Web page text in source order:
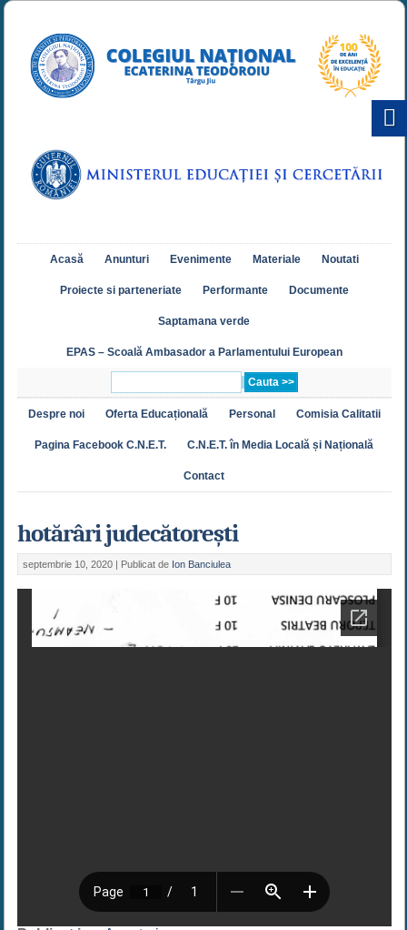
Acasă Anunturi Evenimente Materiale Noutati
Proiecte si parteneriate Performante Documente
Saptamana verde
EPAS – Scoală Ambasador a Parlamentului European
Despre noi Oferta Educațională Personal Comisia Calitatii
Pagina Facebook C.N.E.T. C.N.E.T. în Media Locală și Națională
Contact
hotărâri judecătorești
septembrie 10, 2020 | Publicat de Ion Banciulea